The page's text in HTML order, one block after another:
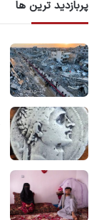
پربازدید ترین ها